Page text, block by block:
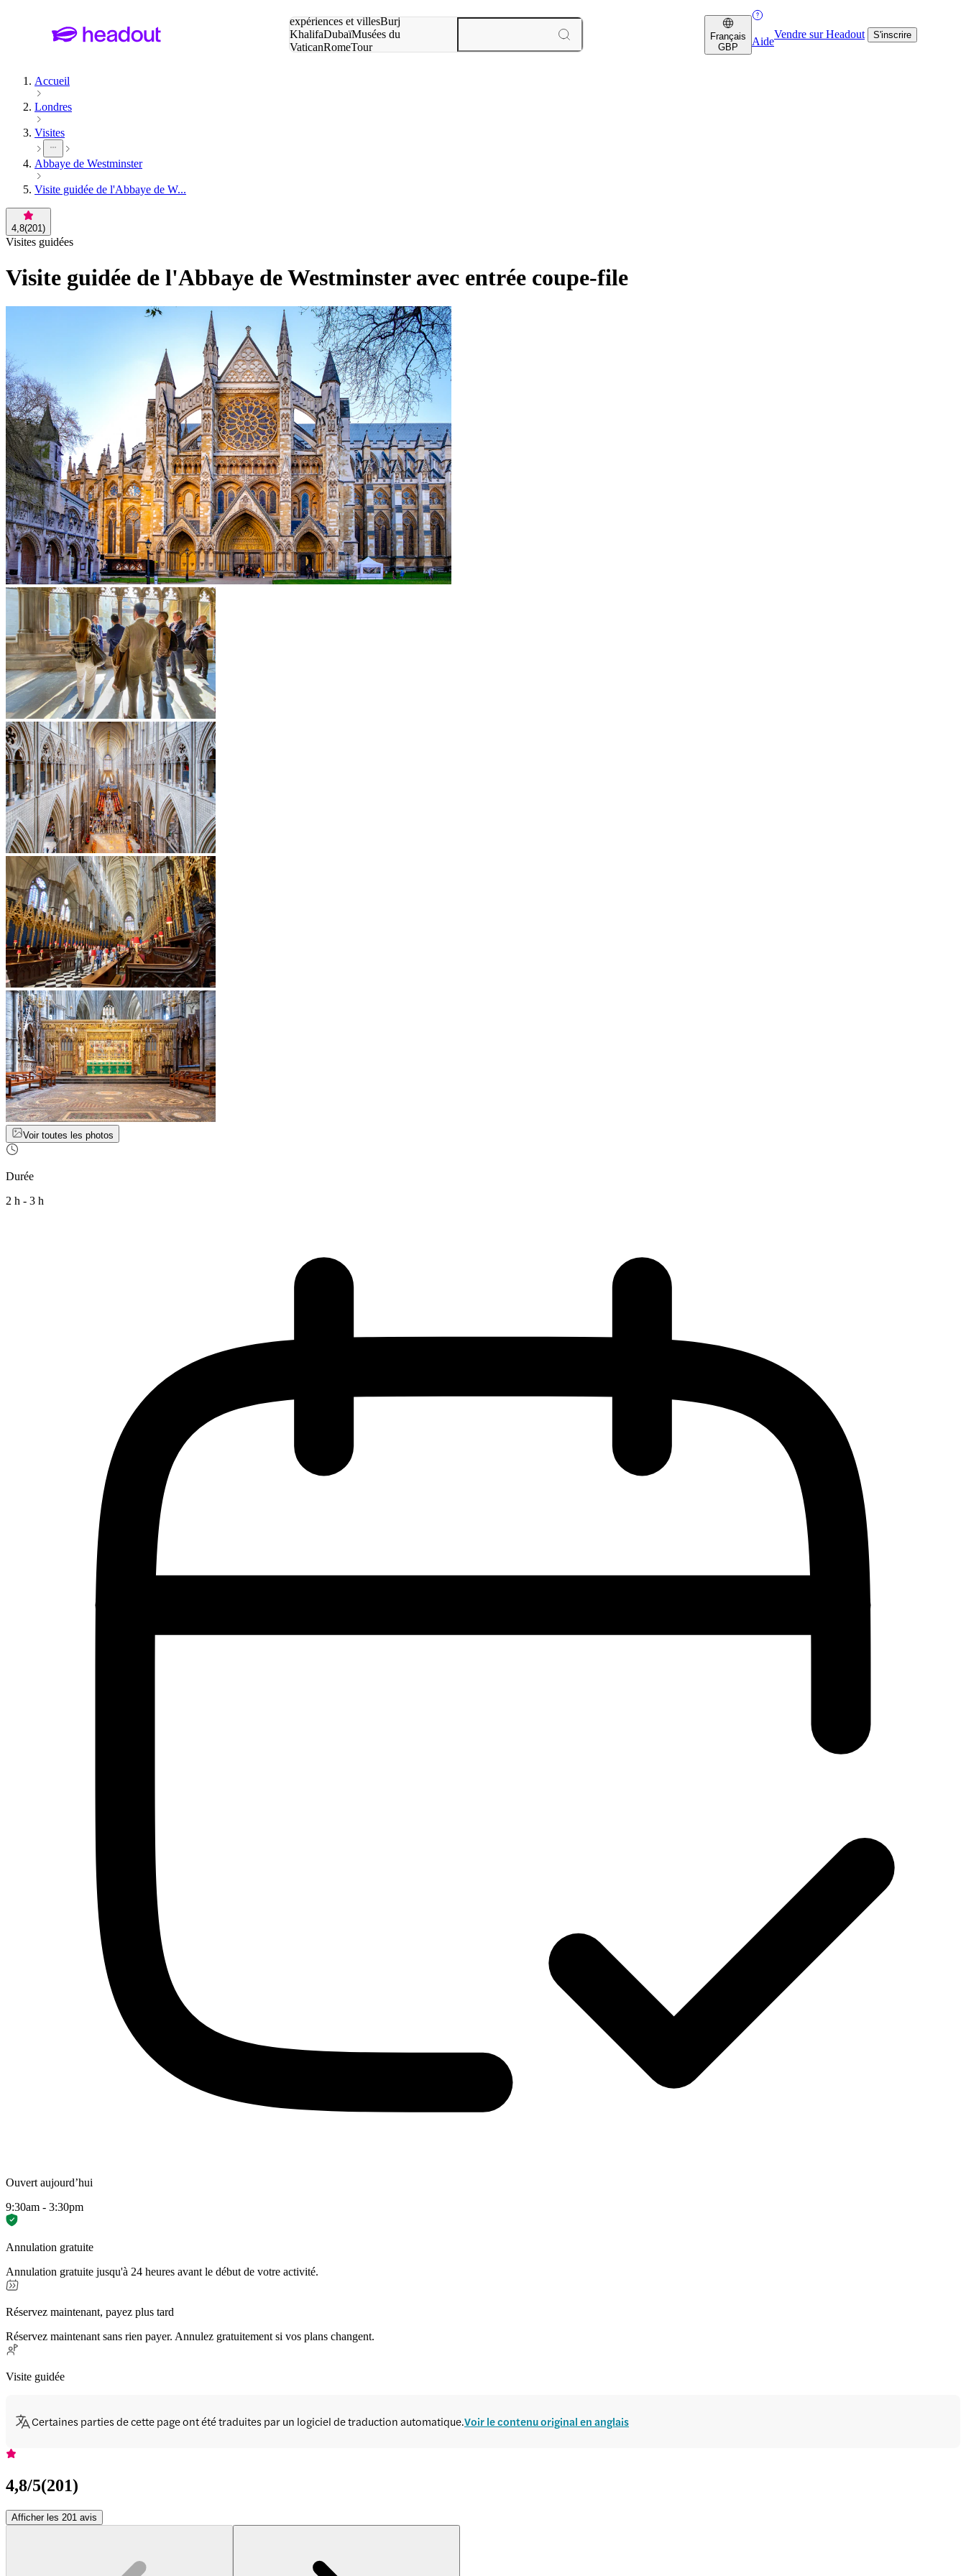
expériences et villesBurj
KhalifaDubaïMusées du
VaticanRomeTour
Français
GBP
Aide
Vendre sur Headout S'inscrire
Accueil
Londres
Visites
Abbaye de Westminster
Visite guidée de l'Abbaye de W...
4,8(201)
Visites guidées
Visite guidée de l'Abbaye de Westminster avec entrée coupe-file
Voir toutes les photos
Durée
2 h - 3 h
Ouvert aujourd’hui
9:30am - 3:30pm
Annulation gratuite
Annulation gratuite jusqu'à 24 heures avant le début de votre activité.
Réservez maintenant, payez plus tard
Réservez maintenant sans rien payer. Annulez gratuitement si vos plans changent.
Visite guidée
Certaines parties de cette page ont été traduites par un logiciel de traduction automatique.Voir le contenu original en anglais
4,8/5(201)
Afficher les 201 avis